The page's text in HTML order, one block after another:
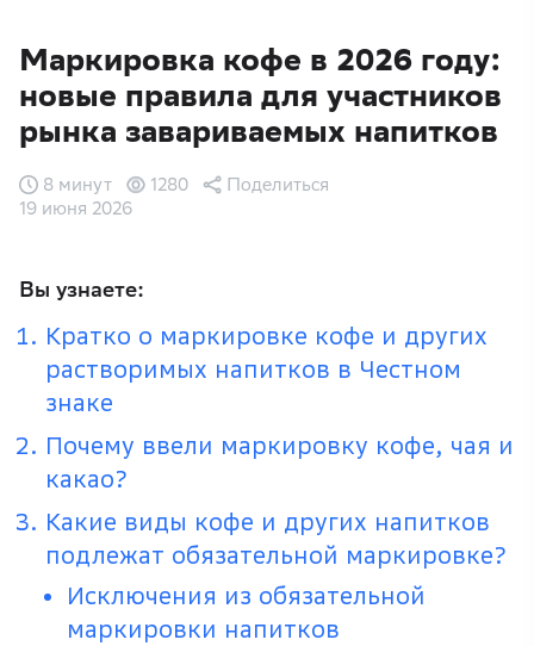
Маркировка кофе в 2026 году:
новые правила для участников
рынка завариваемых напитков
19 июня 2026
8 минут 1280 Поделиться
Вы узнаете:
Кратко о маркировке кофе и других
растворимых напитков в Честном
знаке
Почему ввели маркировку кофе, чая и
какао?
Какие виды кофе и других напитков
подлежат обязательной маркировке?
Исключения из обязательной
маркировки напитков